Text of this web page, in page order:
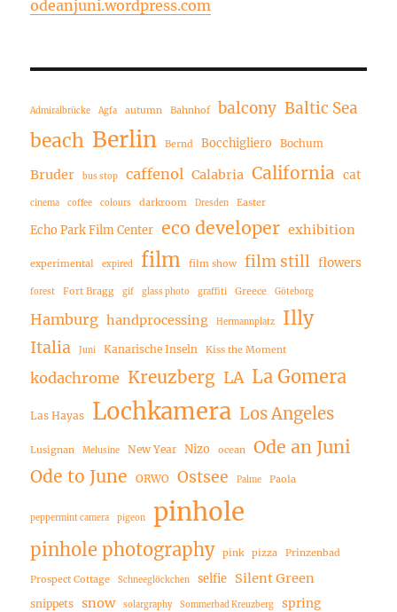
odeanjuni.wordpress.com
Admiralbrücke Agfa autumn Bahnhof balcony Baltic Sea
beach Berlin Bernd Bocchigliero Bochum
Bruder bus stop caffenol Calabria California cat
cinema coffee colours darkroom Dresden Easter
Echo Park Film Center eco developer exhibition
experimental expired film film show film still flowers
forest Fort Bragg gif glass photo graffiti Greece Göteborg
Hamburg handprocessing Hermannplatz Illy
Italia Juni Kanarische Inseln Kiss the Moment
kodachrome Kreuzberg LA La Gomera
Las Hayas Lochkamera Los Angeles
Lusignan Melusine New Year Nizo ocean
Ode an Juni
Ode to June
ORWO Ostsee Palme Paola
peppermint camera pigeon pinhole
pinhole photography pink pizza Prinzenbad
Prospect Cottage Schneeglöckchen selfie Silent Green
snippets snow solargraphy Sommerbad Kreuzberg spring